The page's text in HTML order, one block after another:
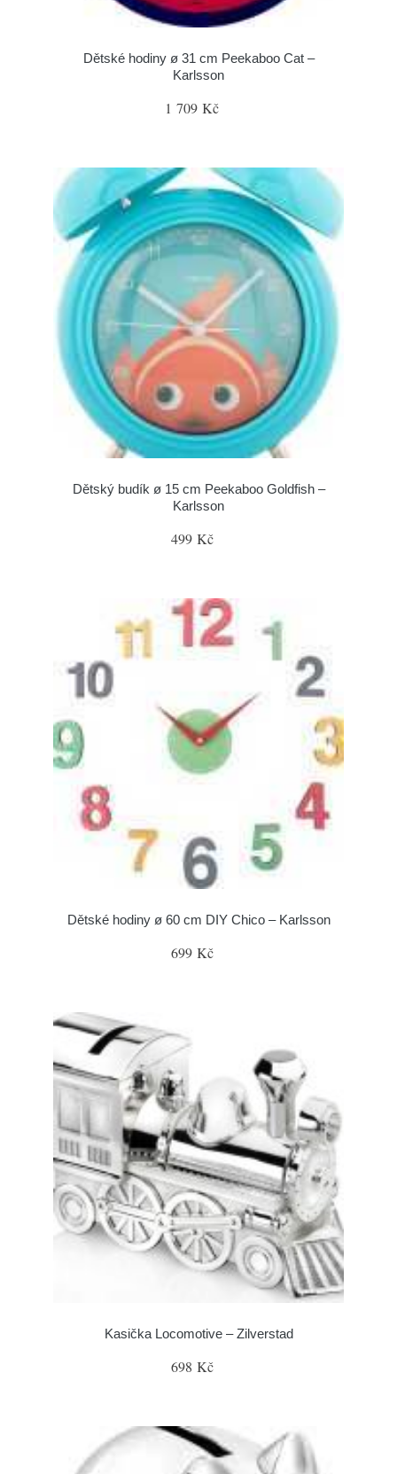
Dětské hodiny ø 31 cm Peekaboo Cat –
Karlsson
1 709 Kč
Dětský budík ø 15 cm Peekaboo Goldfish –
Karlsson
499 Kč
Dětské hodiny ø 60 cm DIY Chico – Karlsson
699 Kč
Kasička Locomotive – Zilverstad
698 Kč